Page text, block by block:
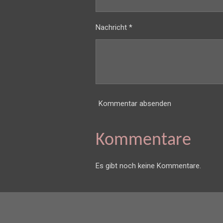
Nachricht *
Kommentar absenden
Kommentare
Es gibt noch keine Kommentare.